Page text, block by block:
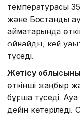
температурасы 35
және Бостандық
аймақтарында
ойнайды, кей
түседі.
Жетісу
өткінші жаңбыр
бұршақ түседі.
дейін көтеріледі.